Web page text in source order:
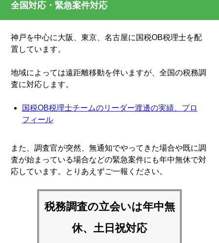
全国対応・緊急案件対応
神戸を中心に大阪、東京、名古屋に国税OB税理士を配
置しています。
地域によっては遠距離移動を伴いますが、全国の税務調
査に対応します。
国税OB税理士チームのリーダー渡邊の実績、プロ
フィール
また、調査官が突然、無通知でやってきた場合や既に調
査が始まっている場合などの緊急案件にも年中無休で対
応しています。とりあえずご一報ください。
税務調査の立会いは年中無
休、土日祝対応